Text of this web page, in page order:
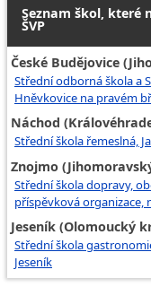
Seznam škol, které
ŠVP
České Budějovice
Střední odborná škola a
Hněvkovice na pravém
Náchod
Střední škola řemeslná,
Znojmo
Střední škola dopravy,
příspěvková organizace,
Jeseník (Olomoucký
Střední škola
Jeseník